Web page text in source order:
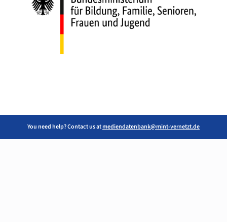
You need help? Contact us atmediendatenbank@mint-vernetzt.de